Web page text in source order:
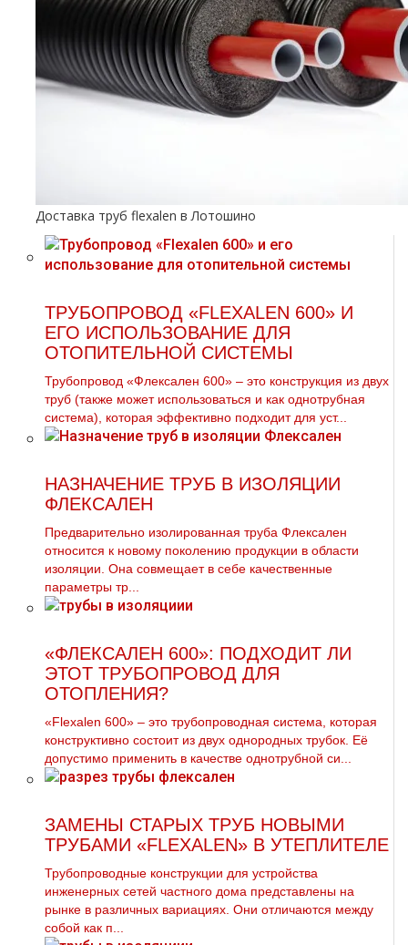
Доставка труб flexalen в Лотошино
ТРУБОПРОВОД «FLEXALEN 600» И
ЕГО ИСПОЛЬЗОВАНИЕ ДЛЯ
ОТОПИТЕЛЬНОЙ СИСТЕМЫ
Трубопровод «Флексален 600» – это конструкция из двух
труб (также может использоваться и как однотрубная
система), которая эффективно подходит для уст...
НАЗНАЧЕНИЕ ТРУБ В ИЗОЛЯЦИИ
ФЛЕКСАЛЕН
Предварительно изолированная труба Флексален
относится к новому поколению продукции в области
изоляции. Она совмещает в себе качественные
параметры тр...
«ФЛЕКСАЛЕН 600»: ПОДХОДИТ ЛИ
ЭТОТ ТРУБОПРОВОД ДЛЯ
ОТОПЛЕНИЯ?
«Flexalen 600» – это трубопроводная система, которая
конструктивно состоит из двух однородных трубок. Её
допустимо применить в качестве однотрубной си...
ЗАМЕНЫ СТАРЫХ ТРУБ НОВЫМИ
ТРУБАМИ «FLEXALEN» В УТЕПЛИТЕЛЕ
Трубопроводные конструкции для устройства
инженерных сетей частного дома представлены на
рынке в различных вариациях. Они отличаются между
собой как п...